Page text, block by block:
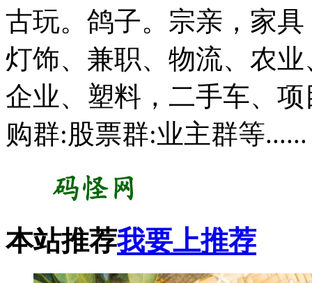
古玩。鸽子。宗亲，家
灯饰、兼职、物流、农
企业、塑料，二手车、
购群:股票群:业主群等......
本站推荐我要上推荐